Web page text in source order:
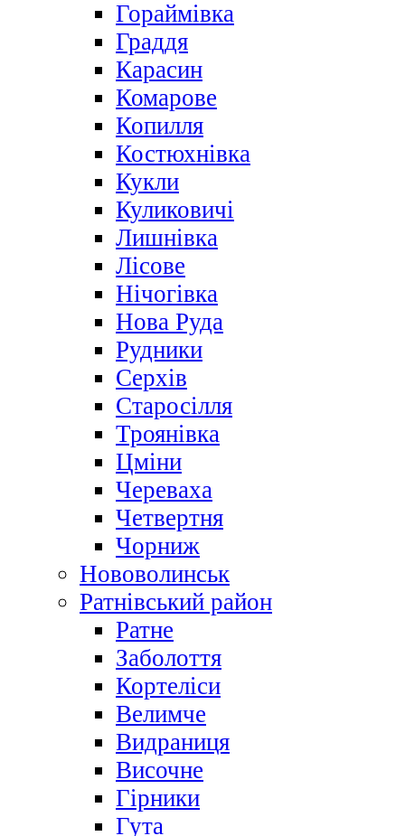
Гораймівка
Граддя
Карасин
Комарове
Копилля
Костюхнівка
Кукли
Куликовичі
Лишнівка
Лісове
Нічогівка
Нова Руда
Рудники
Серхів
Старосілля
Троянівка
Цміни
Череваха
Четвертня
Чорниж
Нововолинськ
Ратнівський район
Ратне
Заболоття
Кортеліси
Велимче
Видраниця
Височне
Гірники
Гута